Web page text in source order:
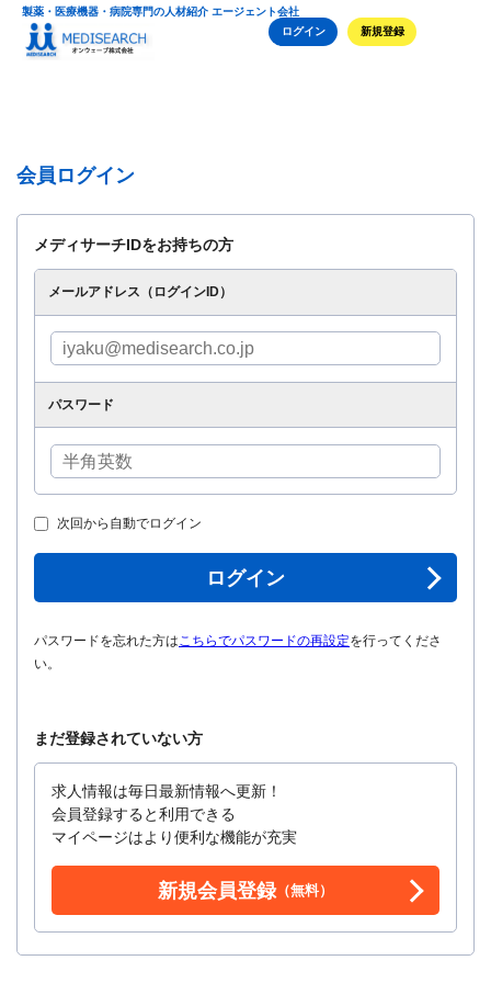
製薬・医療機器・病院専門の人材紹介 エージェント会社
ログイン
新規登録
会員ログイン
メディサーチIDをお持ちの方
メールアドレス（ログインID）
パスワード
次回から自動でログイン
ログイン
パスワードを忘れた方はこちらでパスワードの再設定を行ってくださ
い。
まだ登録されていない方
求人情報は毎日最新情報へ更新！
会員登録すると利用できる
マイページはより便利な機能が充実
新規会員登録（無料）